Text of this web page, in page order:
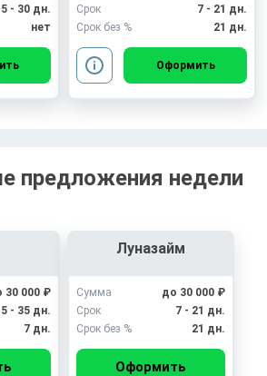
5 - 30 дн.
нет
Срок
7 - 21 дн.
Срок без %
21 дн.
Оформить
предложения недели
30 000 ₽
5 - 35 дн.
7 дн.
Луназайм
Сумма
до 30 000 ₽
Срок
7 - 21 дн.
Срок без %
21 дн.
Оформить